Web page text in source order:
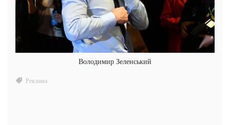
Володимир Зеленський